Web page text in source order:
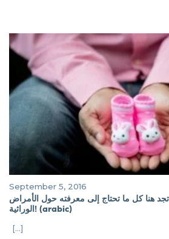
September 5, 2016
هنا كل ما تحتاج إلى معرفته حول الأمراض
الوراثية! (arabic)
[...]